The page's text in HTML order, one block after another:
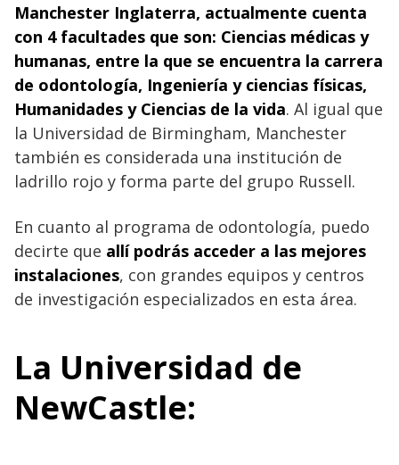
Manchester Inglaterra, actualmente cuenta
con 4 facultades que son: Ciencias médicas y
humanas, entre la que se encuentra la carrera
de odontología, Ingeniería y ciencias físicas,
Humanidades y Ciencias de la vida. Al igual que
la Universidad de Birmingham, Manchester
también es considerada una institución de
ladrillo rojo y forma parte del grupo Russell.
En cuanto al programa de odontología, puedo
decirte que allí podrás acceder a las mejores
instalaciones, con grandes equipos y centros
de investigación especializados en esta área.
La Universidad de
NewCastle: